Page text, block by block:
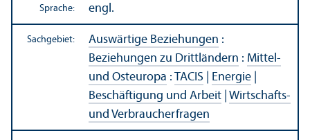
Sprache: engl.
Sachgebiet: Auswärtige Beziehungen :
Beziehungen zu Drittländern : Mittel-
und Osteuropa : TACIS Energie
Beschäftigung und Arbeit Wirtschafts-
und Verbraucherfragen